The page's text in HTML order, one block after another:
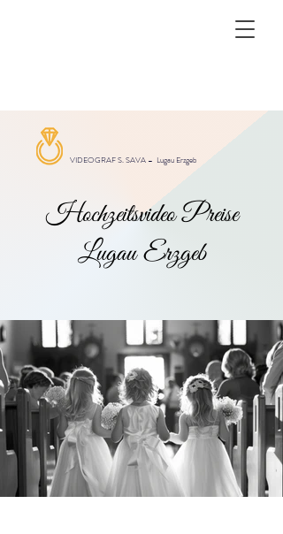
VIDEOGRAF S. SAVA – Lugau Erzgeb
Hochzeitsvideo Preise
Lugau Erzgeb